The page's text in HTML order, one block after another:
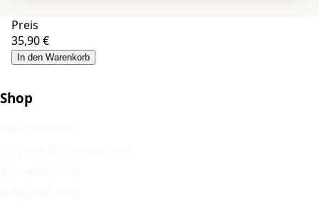
Preis
35,90 €
In den Warenkorb
Shop